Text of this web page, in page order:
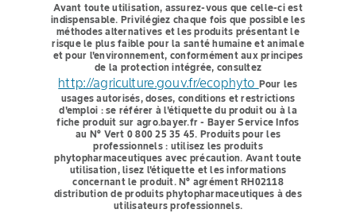
Avant toute utilisation, assurez-vous que celle-ci est
indispensable. Privilégiez chaque fois que possible les
méthodes alternatives et les produits présentant le
risque le plus faible pour la santé humaine et animale
et pour l'environnement, conformément aux principes
de la protection intégrée, consultez
http://agriculture.gouv.fr/ecophyto Pour les
usages autorisés, doses, conditions et restrictions
d'emploi : se référer à l'étiquette du produit ou à la
fiche produit sur agro.bayer.fr - Bayer Service Infos
au N° Vert 0 800 25 35 45. Produits pour les
professionnels : utilisez les produits
phytopharmaceutiques avec précaution. Avant toute
utilisation, lisez l'étiquette et les informations
concernant le produit. N° agrément RH02118
distribution de produits phytopharmaceutiques à des
utilisateurs professionnels.